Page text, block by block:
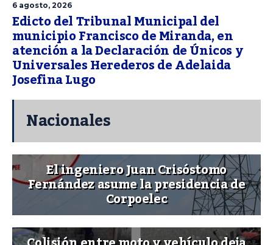
6 agosto, 2026
Edicto del Tribunal Municipal del
municipio Francisco de Miranda, en
atención a la Declaración de Únicos y
Universales Herederos de Adelaida
Josefina Lugo
Nacionales
El ingeniero Juan Crisóstomo
Fernández asume la presidencia de
Corpoelec